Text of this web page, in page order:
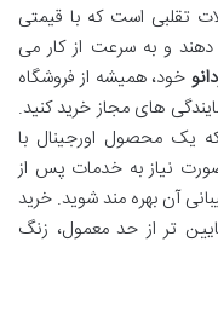
تقلبی است که با قیمتی
دهند و به سرعت از کار می
خود، همیشه از فروشگاه
های مجاز خرید کنید.
یک محصول اورجینال با
نیاز به خدمات پس از
آن بهره مند شوید. خرید
تر از حد معمول، زنگ